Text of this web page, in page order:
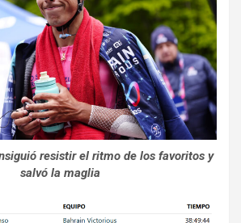
resistir el ritmo de los favoritos y
salvó la maglia